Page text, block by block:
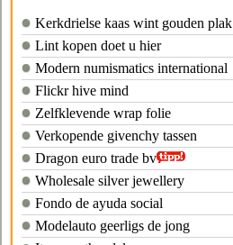
Kerkdrielse kaas wint gouden plak
Lint kopen doet u hier
Modern numismatics international
Flickr hive mind
Zelfklevende wrap folie
Verkopende givenchy tassen
Dragon euro trade bv
Wholesale silver jewellery
Fondo de ayuda social
Modelauto geerligs de jong